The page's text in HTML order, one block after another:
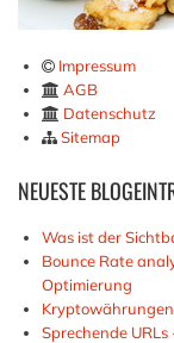
Impressum
AGB
Datenschutz
Sitemap
NEUESTE
Was ist der
Bounce Rate
Optimierung
Sprechende